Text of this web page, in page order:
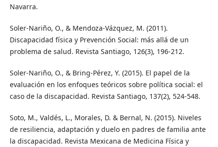
Navarra.
Soler-Nariño, O., & Mendoza-Vázquez, M. (2011).
Discapacidad física y Prevención Social: más allá de un
problema de salud. Revista Santiago, 126(3), 196-212.
Soler-Nariño, O., & Bring-Pérez, Y. (2015). El papel de la
evaluación en los enfoques teóricos sobre política social: el
caso de la discapacidad. Revista Santiago, 137(2), 524-548.
Soto, M., Valdés, L., Morales, D. & Bernal, N. (2015). Niveles
de resiliencia, adaptación y duelo en padres de familia ante
la discapacidad. Revista Mexicana de Medicina Física y